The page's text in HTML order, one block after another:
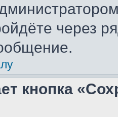
через
кнопка